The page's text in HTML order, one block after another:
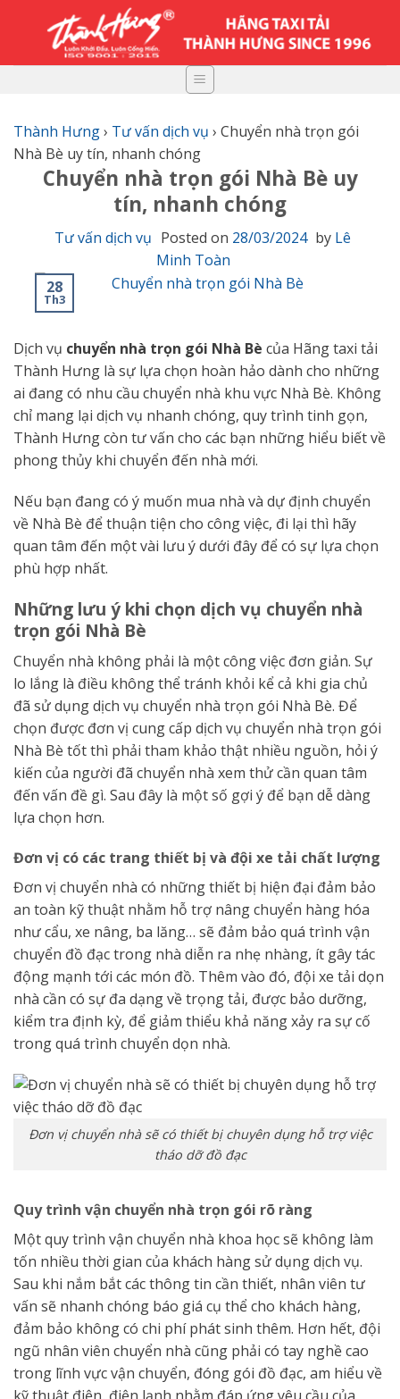
Thành Hưng› Tư vấn dịch vụ › Chuyển nhà trọn gói
Nhà Bè uy tín, nhanh chóng
Chuyển nhà trọn gói Nhà Bè uy
tín, nhanh chóng
Tư vấn dịch vụ Posted on 28/03/2024 by Lê
Minh Toàn
28
Th3
Dịch vụ chuyển nhà trọn gói Nhà Bè của Hãng taxi tải
Thành Hưng là sự lựa chọn hoàn hảo dành cho những
ai đang có nhu cầu chuyển nhà khu vực Nhà Bè. Không
chỉ mang lại dịch vụ nhanh chóng, quy trình tinh gọn,
Thành Hưng còn tư vấn cho các bạn những hiểu biết về
phong thủy khi chuyển đến nhà mới.
Nếu bạn đang có ý muốn mua nhà và dự định chuyển
về Nhà Bè để thuận tiện cho công việc, đi lại thì hãy
quan tâm đến một vài lưu ý dưới đây để có sự lựa chọn
phù hợp nhất.
Những lưu ý khi chọn dịch vụ chuyển nhà
trọn gói Nhà Bè
Chuyển nhà không phải là một công việc đơn giản. Sự
lo lắng là điều không thể tránh khỏi kể cả khi gia chủ
đã sử dụng dịch vụ chuyển nhà trọn gói Nhà Bè. Để
chọn được đơn vị cung cấp dịch vụ chuyển nhà trọn gói
Nhà Bè tốt thì phải tham khảo thật nhiều nguồn, hỏi ý
kiến của người đã chuyển nhà xem thử cần quan tâm
đến vấn đề gì. Sau đây là một số gợi ý để bạn dễ dàng
lựa chọn hơn.
Đơn vị có các trang thiết bị và đội xe tải chất lượng
Đơn vị chuyển nhà có những thiết bị hiện đại đảm bảo
an toàn kỹ thuật nhằm hỗ trợ nâng chuyển hàng hóa
như cẩu, xe nâng, ba lăng… sẽ đảm bảo quá trình vận
chuyển đồ đạc trong nhà diễn ra nhẹ nhàng, ít gây tác
động mạnh tới các món đồ. Thêm vào đó, đội xe tải dọn
nhà cần có sự đa dạng về trọng tải, được bảo dưỡng,
kiểm tra định kỳ, để giảm thiểu khả năng xảy ra sự cố
trong quá trình chuyển dọn nhà.
Đơn vị chuyển nhà sẽ có thiết bị chuyên dụng hỗ trợ việc
tháo dỡ đồ đạc
Quy trình vận chuyển nhà trọn gói rõ ràng
Một quy trình vận chuyển nhà khoa học sẽ không làm
tốn nhiều thời gian của khách hàng sử dụng dịch vụ.
Sau khi nắm bắt các thông tin cần thiết, nhân viên tư
vấn sẽ nhanh chóng báo giá cụ thể cho khách hàng,
đảm bảo không có chi phí phát sinh thêm. Hơn hết, đội
ngũ nhân viên chuyển nhà cũng phải có tay nghề cao
trong lĩnh vực vận chuyển, đóng gói đồ đạc, am hiểu về